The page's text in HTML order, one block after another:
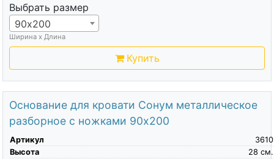
Выбрать размер
90х200
Ширина х Длина
Купить
Основание для кровати Сонум металлическое
разборное с ножками 90х200
Артикул
3610
Высота
см.
28